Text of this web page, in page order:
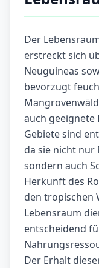
Der
erstreckt sich
Neuguineas
bevorzugt
auch geeignete
Gebiete sind
da sie nicht nur
sondern auch
Herkunft des
den tropischen
Lebensraum
entscheidend
Der Erhalt